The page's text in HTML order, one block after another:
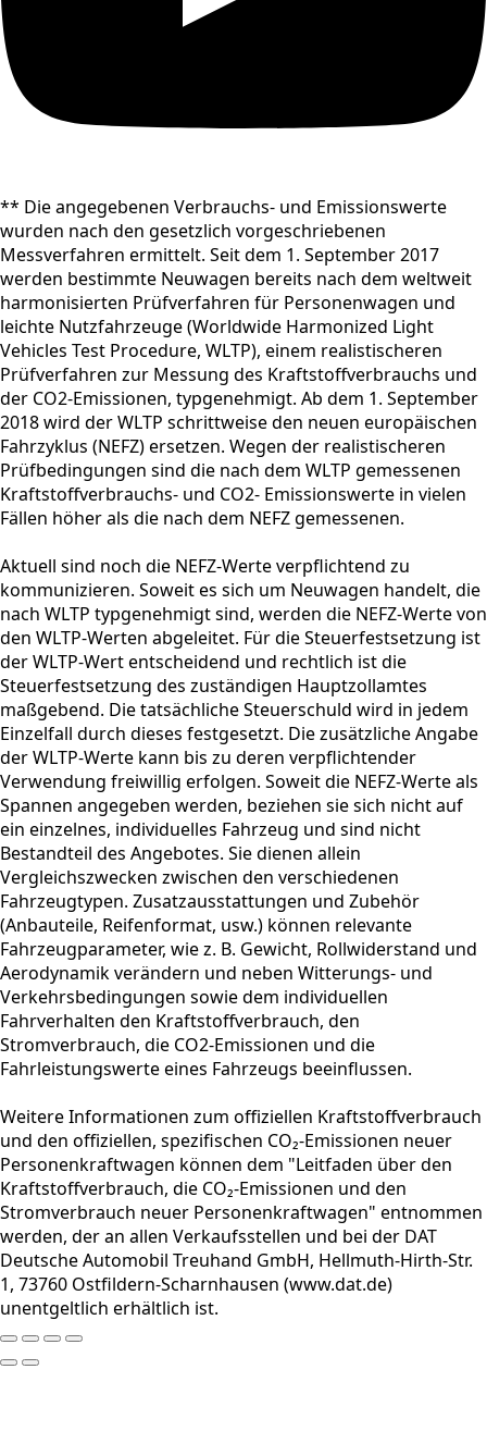
** Die angegebenen Verbrauchs- und Emissionswerte
wurden nach den gesetzlich vorgeschriebenen
Messverfahren ermittelt. Seit dem 1. September 2017
werden bestimmte Neuwagen bereits nach dem weltweit
harmonisierten Prüfverfahren für Personenwagen und
leichte Nutzfahrzeuge (Worldwide Harmonized Light
Vehicles Test Procedure, WLTP), einem realistischeren
Prüfverfahren zur Messung des Kraftstoffverbrauchs und
der CO2-Emissionen, typgenehmigt. Ab dem 1. September
2018 wird der WLTP schrittweise den neuen europäischen
Fahrzyklus (NEFZ) ersetzen. Wegen der realistischeren
Prüfbedingungen sind die nach dem WLTP gemessenen
Kraftstoffverbrauchs- und CO2- Emissionswerte in vielen
Fällen höher als die nach dem NEFZ gemessenen.
Aktuell sind noch die NEFZ-Werte verpflichtend zu
kommunizieren. Soweit es sich um Neuwagen handelt, die
nach WLTP typgenehmigt sind, werden die NEFZ-Werte von
den WLTP-Werten abgeleitet. Für die Steuerfestsetzung ist
der WLTP-Wert entscheidend und rechtlich ist die
Steuerfestsetzung des zuständigen Hauptzollamtes
maßgebend. Die tatsächliche Steuerschuld wird in jedem
Einzelfall durch dieses festgesetzt. Die zusätzliche Angabe
der WLTP-Werte kann bis zu deren verpflichtender
Verwendung freiwillig erfolgen. Soweit die NEFZ-Werte als
Spannen angegeben werden, beziehen sie sich nicht auf
ein einzelnes, individuelles Fahrzeug und sind nicht
Bestandteil des Angebotes. Sie dienen allein
Vergleichszwecken zwischen den verschiedenen
Fahrzeugtypen. Zusatzausstattungen und Zubehör
(Anbauteile, Reifenformat, usw.) können relevante
Fahrzeugparameter, wie z. B. Gewicht, Rollwiderstand und
Aerodynamik verändern und neben Witterungs- und
Verkehrsbedingungen sowie dem individuellen
Fahrverhalten den Kraftstoffverbrauch, den
Stromverbrauch, die CO2-Emissionen und die
Fahrleistungswerte eines Fahrzeugs beeinflussen.
Weitere Informationen zum offiziellen Kraftstoffverbrauch
und den offiziellen, spezifischen CO₂-Emissionen neuer
Personenkraftwagen können dem "Leitfaden über den
Kraftstoffverbrauch, die CO₂-Emissionen und den
Stromverbrauch neuer Personenkraftwagen" entnommen
werden, der an allen Verkaufsstellen und bei der DAT
Deutsche Automobil Treuhand GmbH, Hellmuth-Hirth-Str.
1, 73760 Ostfildern-Scharnhausen (www.dat.de)
unentgeltlich erhältlich ist.